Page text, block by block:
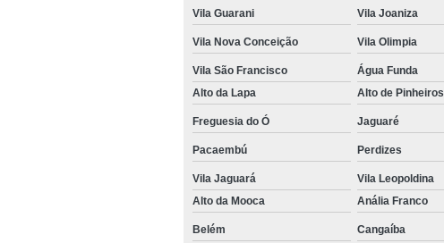
Vila Guarani Vila Joaniza
Vila Nova Conceição Vila Olimpia
Vila São Francisco
Água Funda
Alto da Lapa
Alto de Pinheiros
Freguesia do Ó Jaguaré
Pacaembú Perdizes
Vila Jaguará Vila Leopoldina
Alto da Mooca
Anália Franco
Belém Cangaíba